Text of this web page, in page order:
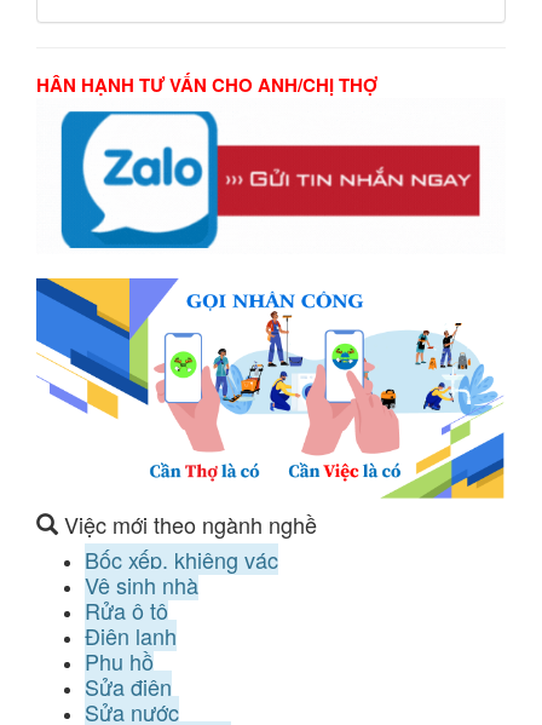
HÂN HẠNH TƯ VẤN CHO ANH/CHỊ THỢ
Việc mới theo ngành nghề
Bốc xếp, khiêng vác
Vệ sinh nhà
Rửa ô tô
Điện lạnh
Phụ hồ
Sửa điện
Sửa nước